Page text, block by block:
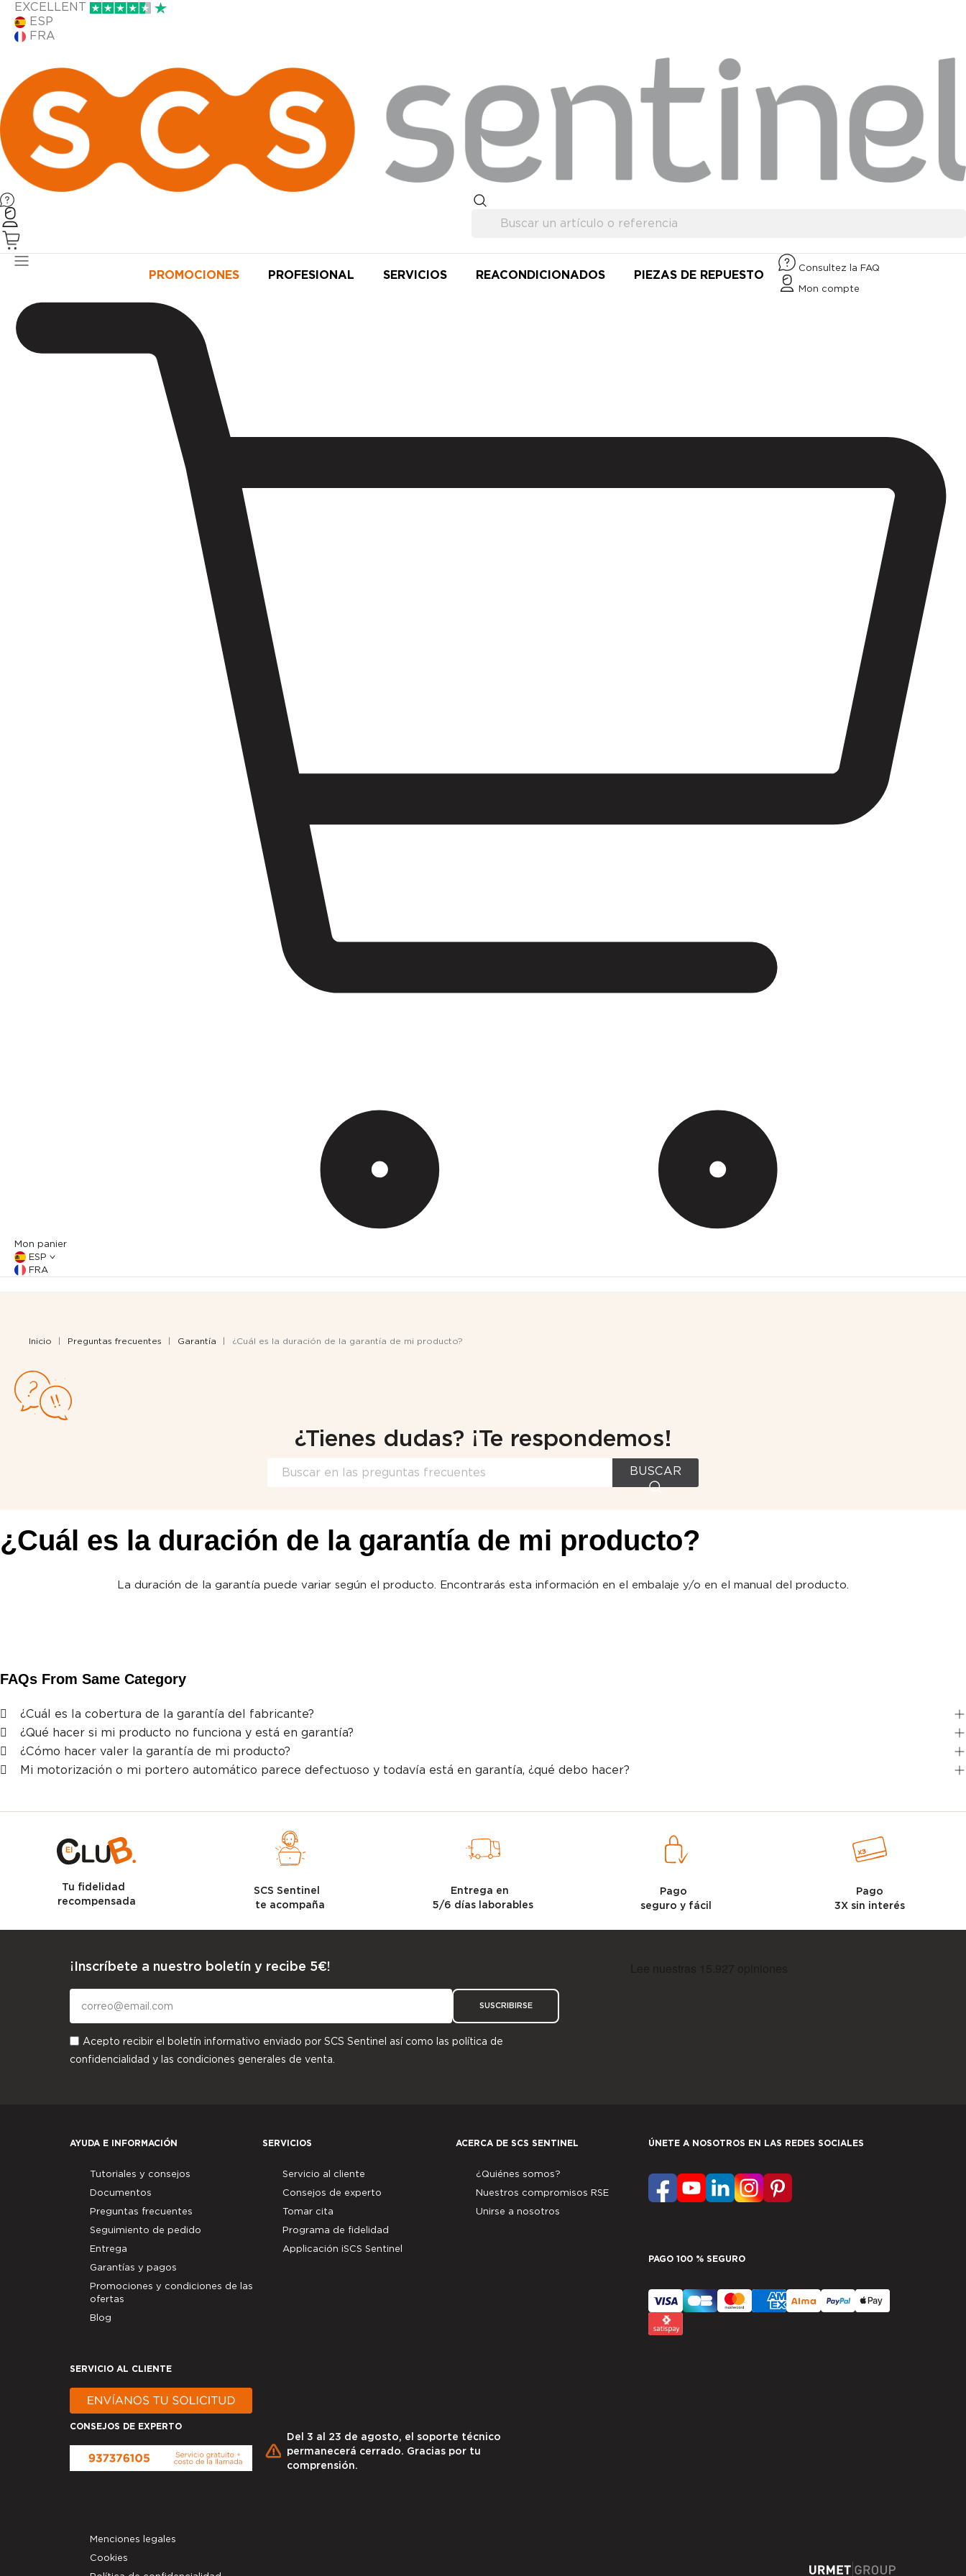
EXCELLENT
ESP
FRA
PROMOCIONES PROFESIONAL SERVICIOS REACONDICIONADOS PIEZAS DE REPUESTO
Consultez la FAQ
Mon compte
Mon panier
ESP
FRA
Inicio Preguntas frecuentes Garantía ¿Cuál es la duración de la garantía de mi producto?
¿Tienes dudas? ¡Te respondemos!
BUSCAR
¿Cuál es la duración de la garantía de mi producto?
La duración de la garantía puede variar según el producto. Encontrarás esta información en el embalaje y/o en el manual del producto.
FAQs From Same Category
¿Cuál es la cobertura de la garantía del fabricante?
¿Qué hacer si mi producto no funciona y está en garantía?
¿Cómo hacer valer la garantía de mi producto?
Mi motorización o mi portero automático parece defectuoso y todavía está en garantía, ¿qué debo hacer?
Tu fidelidad
recompensada
SCS Sentinel
te acompaña
Entrega en
5/6 días laborables
Pago
seguro y fácil
Pago
3X sin interés
¡Inscríbete a nuestro boletín y recibe 5€!
SUSCRIBIRSE
Acepto recibir el boletín informativo enviado por SCS Sentinel así como las política de
confidencialidad y las condiciones generales de venta.
AYUDA E INFORMACIÓN
Tutoriales y consejos
Documentos
Preguntas frecuentes
Seguimiento de pedido
Entrega
Garantías y pagos
Promociones y condiciones de las
ofertas
Blog
SERVICIOS
Servicio al cliente
Consejos de experto
Tomar cita
Programa de fidelidad
Applicación iSCS Sentinel
ACERCA DE SCS SENTINEL
¿Quiénes somos?
Nuestros compromisos RSE
Unirse a nosotros
SERVICIO AL CLIENTE
CONSEJOS DE EXPERTO
Del 3 al 23 de agosto, el soporte técnico
permanecerá cerrado. Gracias por tu
comprensión.
ÚNETE A NOSOTROS EN LAS REDES SOCIALES
PAGO 100 % SEGURO
Menciones legales
Cookies